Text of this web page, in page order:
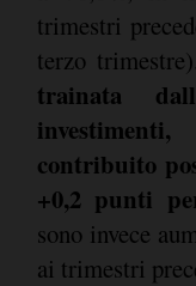
trimestri
terzo trimestre).
trainata
contribuito
+0,2 punti
sono invece
ai trimestri